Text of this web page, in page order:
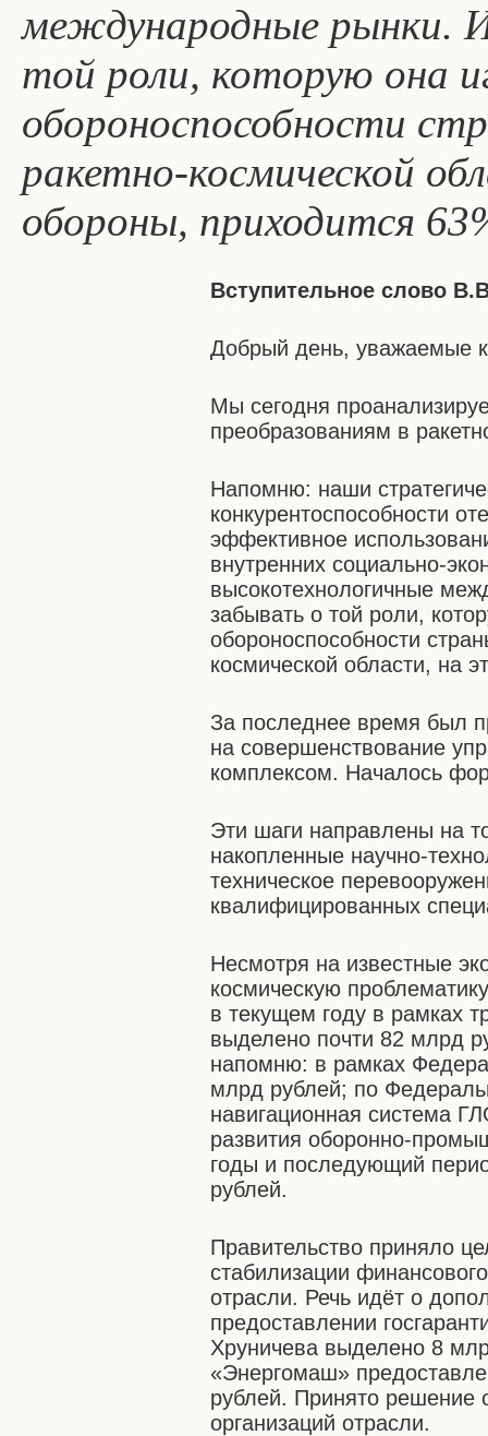
международные рынки.
той роли, которую она
обороноспособности
ракетно-космической
обороны, приходится
Вступительное слово
Добрый день, уважаемые
Мы сегодня
преобразованиям в
Напомню: наши
конкурентоспособности
эффективное
внутренних социально-
высокотехнологичные
забывать о той роли,
обороноспособности
космической области, на
За последнее время был
на совершенствование
комплексом. Началось
Эти шаги направлены на
накопленные научно-
техническое
квалифицированных
Несмотря на известные
космическую
в текущем году в рамках
выделено почти 82 млрд
напомню: в рамках
млрд рублей; по
навигационная система
развития оборонно-
годы и последующий
рублей.
Правительство приняло
стабилизации
отрасли. Речь идёт о
предоставлении
Хруничева выделено 8
«Энергомаш»
рублей. Принято решение
организаций отрасли.